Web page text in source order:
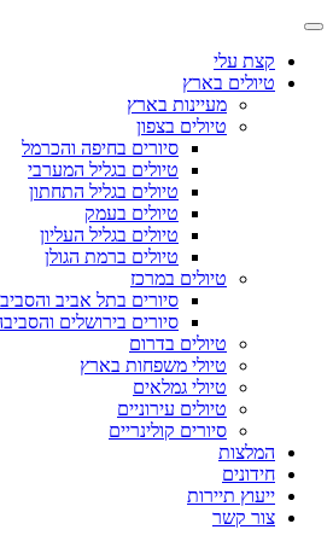
קצת עלי
טיולים בארץ
מעיינות בארץ
טיולים בצפון
סיורים בחיפה והכרמל
טיולים בגליל המערבי
טיולים בגליל התחתון
טיולים בעמק
טיולים בגליל העליון
טיולים ברמת הגולן
טיולים במרכז
סיורים בתל אביב
סיורים בירושלים
טיולים בדרום
טיולי משפחות בארץ
טיולי גמלאים
טיולים עירוניים
סיורים קולינריים
המלצות
חידונים
ייעוץ תיירות
צור קשר